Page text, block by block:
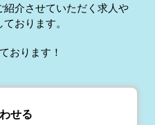
紹介させていただく求人や
おります。
おります！
せる